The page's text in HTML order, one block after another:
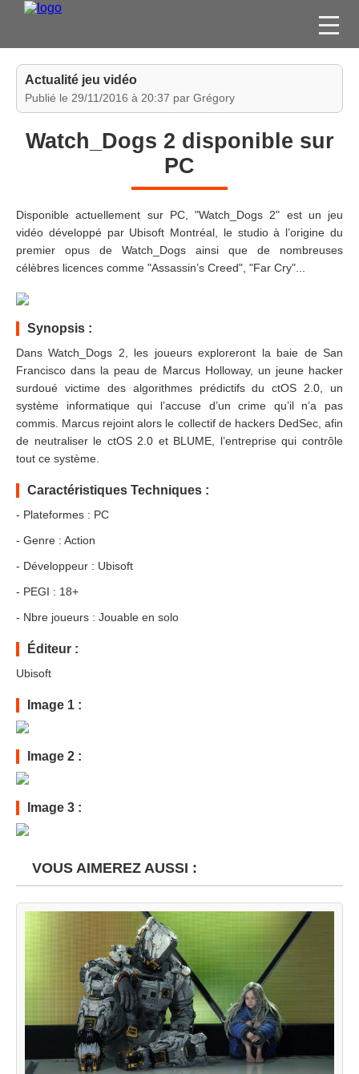
FILMS
JEUX VIDÉO
ESPACE
MEMBRE
Actualité jeu vidéo
Publié le 29/11/2016 à 20:37 par Grégory
Watch_Dogs 2 disponible sur
PC
Disponible actuellement sur PC, "Watch_Dogs 2" est un jeu
vidéo développé par Ubisoft Montréal, le studio à l’origine du
premier opus de Watch_Dogs ainsi que de nombreuses
célèbres licences comme "Assassin’s Creed", "Far Cry"...
Synopsis :
Dans Watch_Dogs 2, les joueurs exploreront la baie de San
Francisco dans la peau de Marcus Holloway, un jeune hacker
surdoué victime des algorithmes prédictifs du ctOS 2.0, un
système informatique qui l’accuse d’un crime qu’il n’a pas
commis. Marcus rejoint alors le collectif de hackers DedSec, afin
de neutraliser le ctOS 2.0 et BLUME, l’entreprise qui contrôle
tout ce système.
Caractéristiques Techniques :
- Plateformes : PC
- Genre : Action
- Développeur : Ubisoft
- PEGI : 18+
- Nbre joueurs : Jouable en solo
Éditeur :
Ubisoft
Image 1 :
Image 2 :
Image 3 :
VOUS AIMEREZ AUSSI :